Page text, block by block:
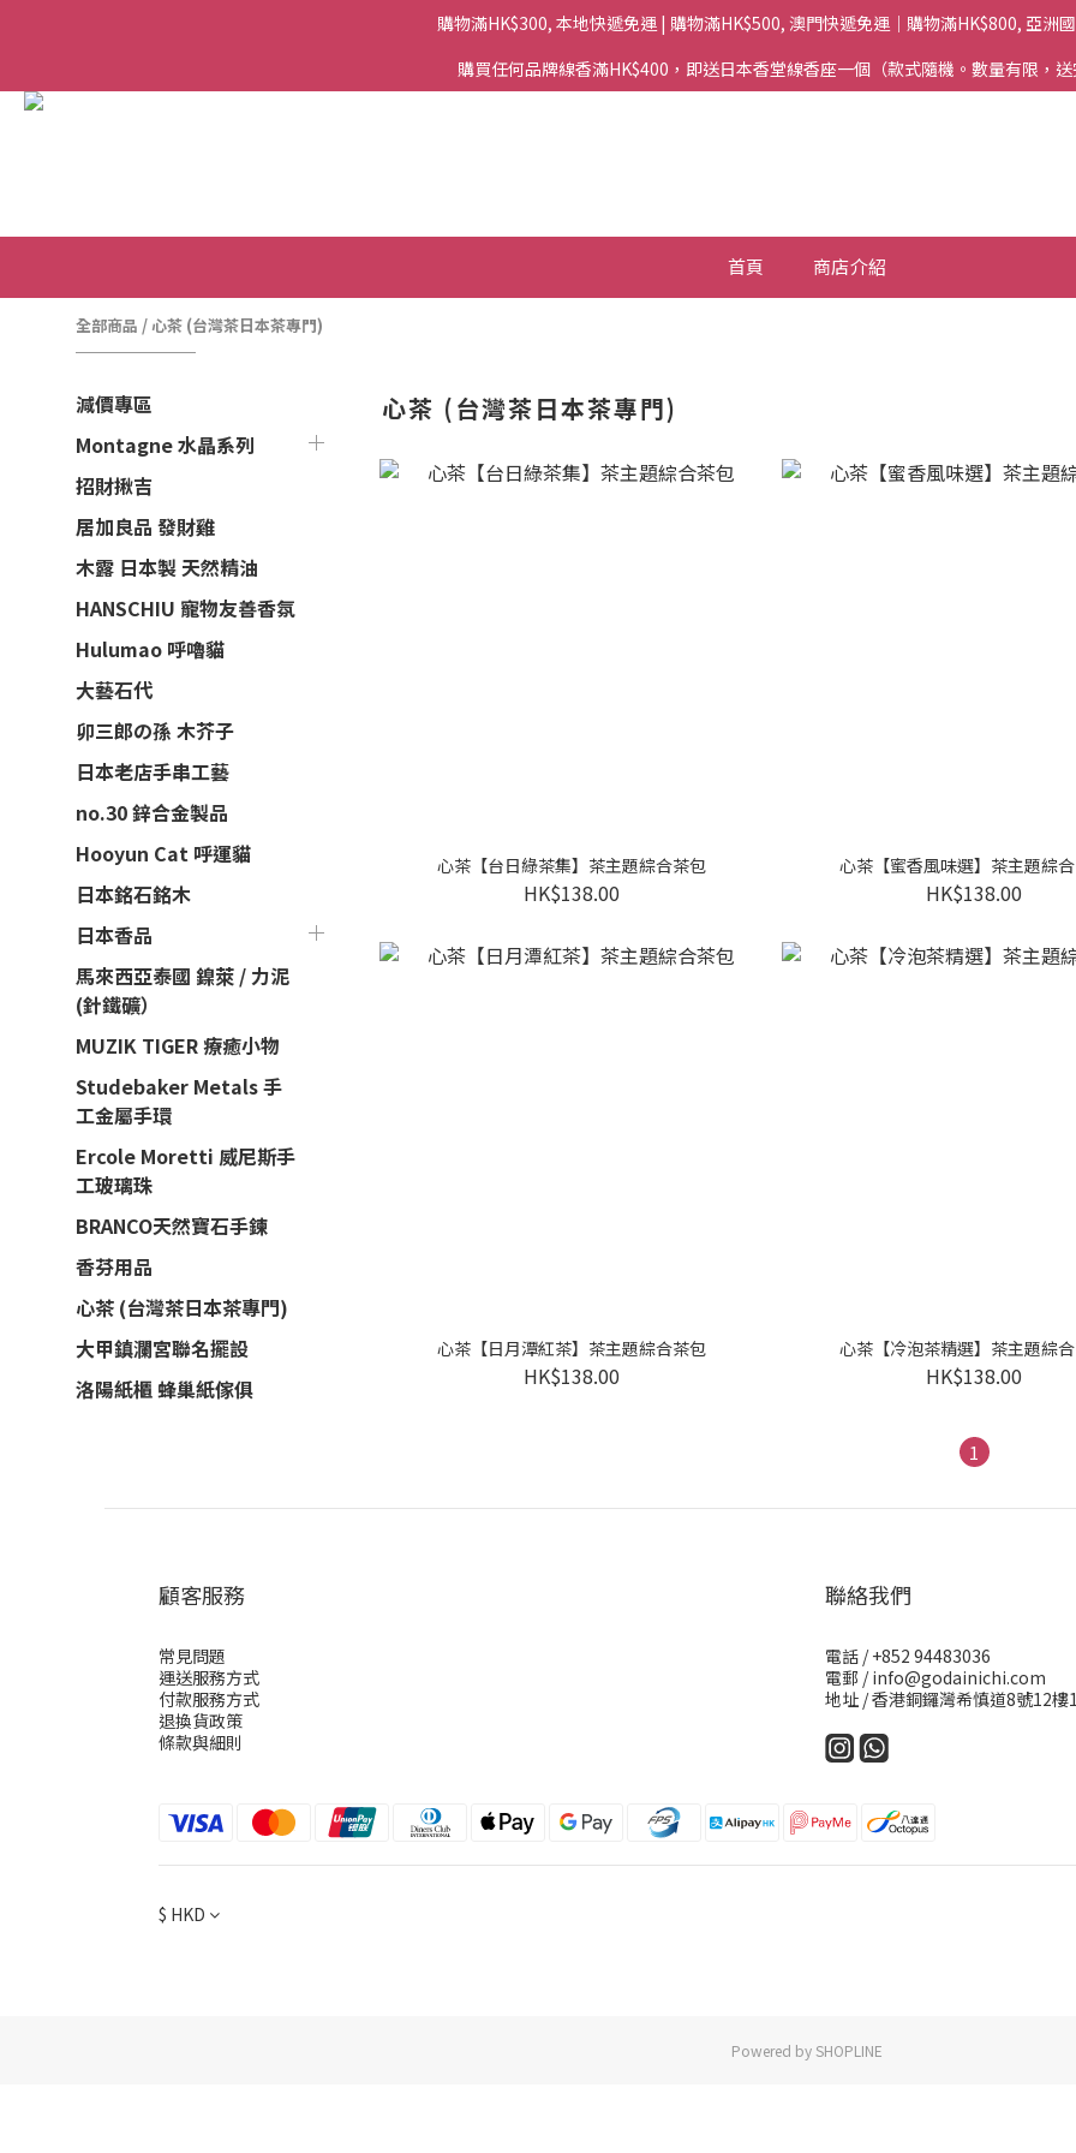
購物滿HK$300, 本地快遞免運 | 購物滿HK$500, 澳門快遞免運｜購物滿HK$800, 亞洲
購買任何品牌線香滿HK$400，即送日本香堂線香座一個（款式隨機。數量有限，
首頁 商店介紹
全部商品 / 心茶 (台灣茶日本茶專門)
減價專區
Montagne 水晶系列
招財揪吉
居加良品 發財雞
木露 日本製 天然精油
HANSCHIU 寵物友善香氛
Hulumao 呼嚕貓
大藝石代
卯三郎の孫 木芥子
日本老店手串工藝
no.30 鋅合金製品
Hooyun Cat 呼運貓
日本銘石銘木
日本香品
馬來西亞泰國 鎳萊 / 力泥
(針鐵礦）
MUZIK TIGER 療癒小物
Studebaker Metals 手
工金屬手環
Ercole Moretti 威尼斯手
工玻璃珠
BRANCO天然寶石手鍊
香芬用品
心茶 (台灣茶日本茶專門)
大甲鎮瀾宮聯名擺設
洛陽紙櫃 蜂巢紙傢俱
心茶 (台灣茶日本茶專門)
心茶【台日綠茶集】茶主題綜合茶包
HK$138.00
心茶【蜜香風味選】茶主題綜
HK$138.00
心茶【日月潭紅茶】茶主題綜合茶包
HK$138.00
心茶【冷泡茶精選】茶主題綜
HK$138.00
1
顧客服務
常見問題
運送服務方式
付款服務方式
退換貨政策
條款與細則
聯絡我們
電話 / +852 94483036
電郵 / info@godainichi.com
地址 / 香港銅鑼灣希慎道8號12
$ HKD
Powered by SHOPLINE